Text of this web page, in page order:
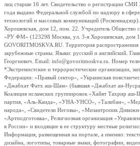
лиц старше 16 лет. Свидетельство о регистрации
года выдано Федеральной службой по надзору в
технологий и массовых коммуникаций
Хорошевская, дом 12, пом. 22. Учредитель Общество
«РУ ФМ» (123298 Москва, ул. 3-я Хорошевская, дом
GOVORITMOSKVA.RU. Территория распространения
зарубежные страны. Языки: русский и английский.
Георгиевич. Email: info@govoritmoskva.ru. Номер
*Экстремистские и террористические организации,
Федерации: «Правый сектор», «Украинская
«Джабхат Фатх аш-Шам» (бывшая «Джабхат ан-
Коалиция исламских группировок «Хайят Тахрир аш-
партия, «Аль-Каида», «УНА-УНСО», «Талибан»,
народа», «Свидетели Иеговы», «Мизантропик
«Артподготовка», Религиозная организация
в России» и входящие в ее структуру местные
Информация, размещенная на портале, а именно:
дизайна, логотипы, товарные знаки, фотографии,